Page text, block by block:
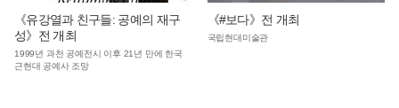
《유강열과 친구들: 공예의 재구
성》전 개최
1999년 과천 공예전시 이후 21년 만에 한국
근현대 공예사 조망
《#보다》전 개최
국립현대미술관